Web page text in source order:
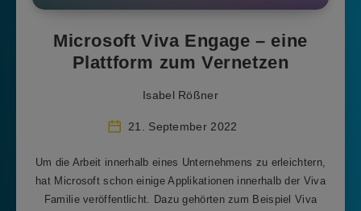
Microsoft Viva Engage – eine
Plattform zum Vernetzen
Isabel Rößner
21. September 2022
Um die Arbeit innerhalb eines Unternehmens zu erleichtern,
hat Microsoft schon einige Applikationen innerhalb der Viva
Familie veröffentlicht. Dazu gehörten zum Beispiel Viva